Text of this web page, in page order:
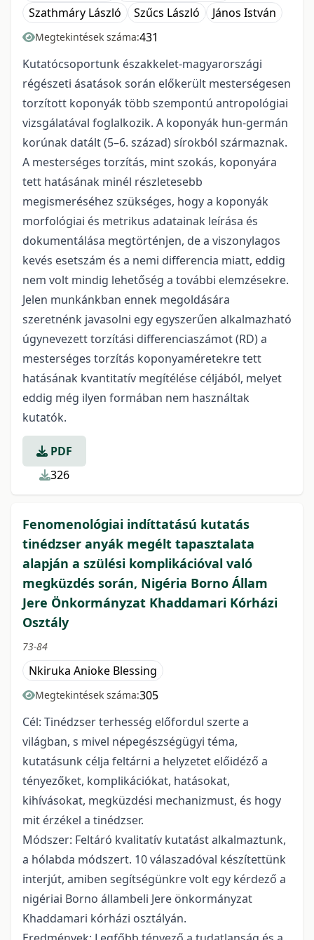
Szathmáry László
Szűcs László János István
Megtekintések száma:431
Kutatócsoportunk északkelet-magyarországi
régészeti ásatások során előkerült mesterségesen
torzított koponyák több szempontú antropológiai
vizsgálatával foglalkozik. A koponyák hun-germán
korúnak datált (5–6. század) sírokból származnak.
A mesterséges torzítás, mint szokás, koponyára
tett hatásának minél részletesebb
megismeréséhez szükséges, hogy a koponyák
morfológiai és metrikus adatainak leírása és
dokumentálása megtörténjen, de a viszonylagos
kevés esetszám és a nemi differencia miatt, eddig
nem volt mindig lehetőség a további elemzésekre.
Jelen munkánkban ennek megoldására
szeretnénk javasolni egy egyszerűen alkalmazható
úgynevezett torzítási differenciaszámot (RD) a
mesterséges torzítás koponyaméretekre tett
hatásának kvantitatív megítélése céljából, melyet
eddig még ilyen formában nem használtak
kutatók.
PDF
326
Fenomenológiai indíttatású kutatás
tinédzser anyák megélt tapasztalata
alapján a szülési komplikációval való
megküzdés során, Nigéria Borno Állam
Jere Önkormányzat Khaddamari Kórházi
Osztály
73-84
Nkiruka Anioke Blessing
Megtekintések száma:305
Cél: Tinédzser terhesség előfordul szerte a
világban, s mivel népegészségügyi téma,
kutatásunk célja feltárni a helyzetet előidéző a
tényezőket, komplikációkat, hatásokat,
kihívásokat, megküzdési mechanizmust, és hogy
mit érzékel a tinédzser.
Módszer: Feltáró kvalitatív kutatást alkalmaztunk,
a hólabda módszert. 10 válaszadóval készítettünk
interjút, amiben segítségünkre volt egy kérdező a
nigériai Borno állambeli Jere önkormányzat
Khaddamari kórházi osztályán.